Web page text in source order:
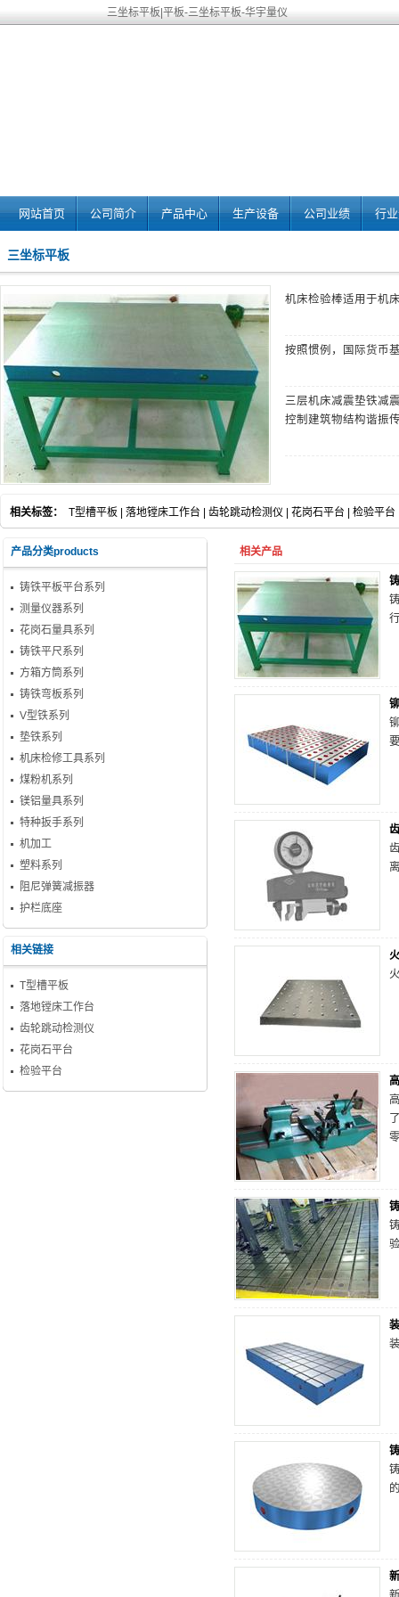
三坐标平板|平板-三坐标平板-华宇量仪
网站首页 公司简介 产品中心 生产设备 公司业绩 行
三坐标平板
机床检验棒适用于机
按照惯例，国际货币
三层机床减震垫铁减
控制建筑物结构谐振
相关标签： T型槽平板 落地镗床工作台 齿轮跳动检测仪 花岗石平台 检验平台
相关产品
产品分类products
铸铁平板平台系列
测量仪器系列
花岗石量具系列
铸铁平尺系列
方箱方筒系列
铸铁弯板系列
V型铁系列
垫铁系列
机床检修工具系列
煤粉机系列
镁铝量具系列
特种扳手系列
机加工
塑料系列
阻尼弹簧减振器
护栏底座
相关链接
T型槽平板
落地镗床工作台
齿轮跳动检测仪
花岗石平台
检验平台